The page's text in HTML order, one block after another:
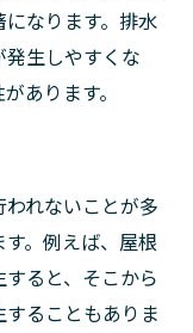
なります。排水
生しやすくな
あります。
れないことが多
。例えば、屋根
ると、そこから
ることもありま